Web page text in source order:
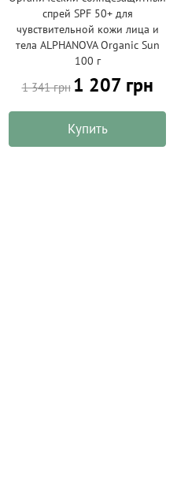
спрей SPF 50+ для
чувствительной кожи лица и
тела ALPHANOVA Organic Sun
100 г
1 341 грн 1 207 грн
Купить